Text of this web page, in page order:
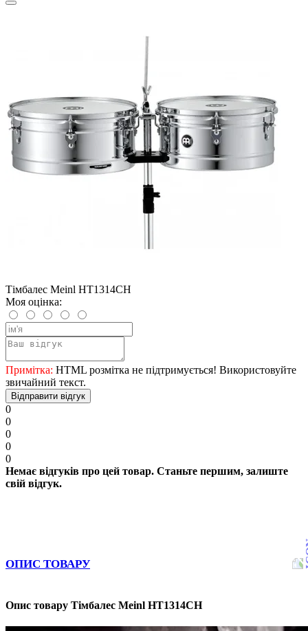
Тімбалес Meinl HT1314CH
Моя оцінка:
Примітка: HTML розмітка не підтримується! Використовуйте
звичайний текст.
Відправити відгук
0
0
0
0
0
Немає відгуків про цей товар. Станьте першим, залиште
свій відгук.
ОПИС ТОВАРУ
Опис товару Тімбалес Meinl HT1314CH